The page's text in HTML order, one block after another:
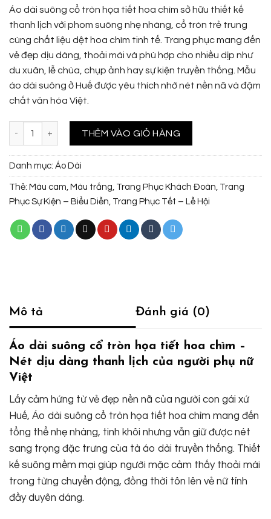
Áo dài suông cổ tròn họa tiết hoa chìm sở hữu thiết kế
thanh lịch với phom suông nhẹ nhàng, cổ tròn trẻ trung
cùng chất liệu dệt hoa chìm tinh tế. Trang phục mang đến
vẻ đẹp dịu dàng, thoải mái và phù hợp cho nhiều dịp như
du xuân, lễ chùa, chụp ảnh hay sự kiện truyền thống. Mẫu
áo dài suông ở Huế được yêu thích nhờ nét nền nã và đậm
chất văn hóa Việt.
Áo dài suông cổ tròn họa tiết hoa chìm số lượng
THÊM VÀO GIỎ HÀNG
Danh mục: Áo Dài
Thẻ: Màu cam Màu trắng Trang Phục Khách Đoàn Trang
Phục Sự Kiện – Biểu Diễn Trang Phục Tết – Lễ Hội
Mô tả Đánh giá (0)
Áo dài suông cổ tròn họa tiết hoa chìm –
Nét dịu dàng thanh lịch của người phụ nữ
Việt
Lấy cảm hứng từ vẻ đẹp nền nã của người con gái xứ
Huế, Áo dài suông cổ tròn họa tiết hoa chìm mang đến
tổng thể nhẹ nhàng, tinh khôi nhưng vẫn giữ được nét
sang trọng đặc trưng của tà áo dài truyền thống. Thiết
kế suông mềm mại giúp người mặc cảm thấy thoải mái
trong từng chuyển động, đồng thời tôn lên vẻ nữ tính
đầy duyên dáng.